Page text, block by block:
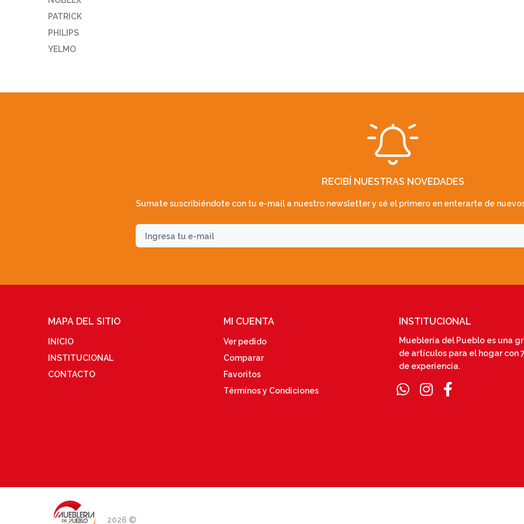
PATRICK
PHILIPS
YELMO
RECIBÍ NUESTRAS NOVEDADES
Sumate suscribiéndote con tu e-mail a nuestro newsletter y sé el primero en enterarte de
MAPA DEL SITIO
INICIO
INSTITUCIONAL
CONTACTO
MI CUENTA
Ver pedido
Comparar
Favoritos
Términos y Condiciones
INSTITUCIONAL
Mueblería del Pueblo es una
de artículos para el hogar con
de experiencia.
2026 ©